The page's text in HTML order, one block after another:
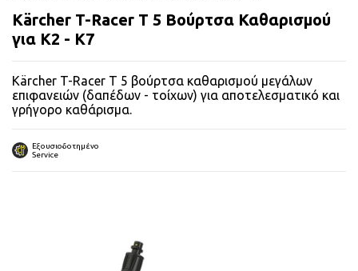
Kärcher T-Racer T 5 Βούρτσα Καθαρισμού
για K2 - K7
Kärcher T-Racer T 5 βούρτσα καθαρισμού μεγάλων
επιφανειών (δαπέδων - τοίχων) για αποτελεσματικό και
γρήγορο καθάρισμα.
Εξουσιοδοτημένο
Service